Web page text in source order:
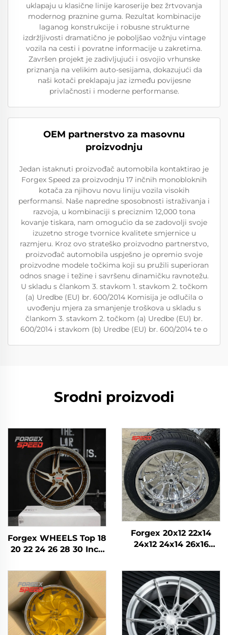
uklapaju u klasične linije karoserije bez žrtvovanja
modernog praznine guma. Rezultat kombinacije
laganog konstrukcije i robusne strukturne
izdržljivosti dramatično je poboljšao vožnju vintage
vozila na cesti i povratne informacije u zakretima.
Završen projekt je zadivljujući i osvojio vrhunske
priznanja na velikim auto-sesijama, dokazujući da
naši kotači preklapaju jaz između povijesne
privlačnosti i moderne performanse.
OEM partnerstvo za masovnu
proizvodnju
Jedan istaknuti proizvođač automobila kontaktirao je
Forgex Speed za proizvodnju 17 inčnih monobloknih
kotača za njihovu novu liniju vozila visokih
performansi. Naše napredne sposobnosti istraživanja i
razvoja, u kombinaciji s preciznim 12,000 tona
kovanje tiskara, nam omogućio da se zadovolji svoje
izuzetno stroge tvornice kvalitete smjernice u
razmjeru. Kroz ovo strateško proizvodno partnerstvo,
proizvođač automobila uspješno je opremio svoje
proizvodne modele točkima koji su pružili superioran
odnos snage i težine i savršenu dinamičku ravnotežu.
U skladu s člankom 3. stavkom 1. stavkom 2. točkom
(a) Uredbe (EU) br. 600/2014 Komisija je odlučila o
uvođenju mjera za smanjenje troškova u skladu s
člankom 3. stavkom 2. točkom (a) Uredbe (EU) br.
600/2014 i stavkom (b) Uredbe (EU) br. 600/2014 te o
Srodni proizvodi
Forgex WHEELS Top 18
20 22 24 26 28 30 Inch
Custom Forged Wheel
Putnički automobil
Forgex 20x12 22x14
24x12 24x14 26x16
terenski kovani kotači
za Chevrolet GMC
2500HD Silverado Ram
SUV